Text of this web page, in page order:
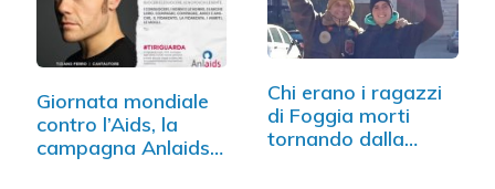
Giornata mondiale
contro l’Aids, la
campagna Anlaids…
Chi erano i ragazzi
di Foggia morti
tornando dalla…